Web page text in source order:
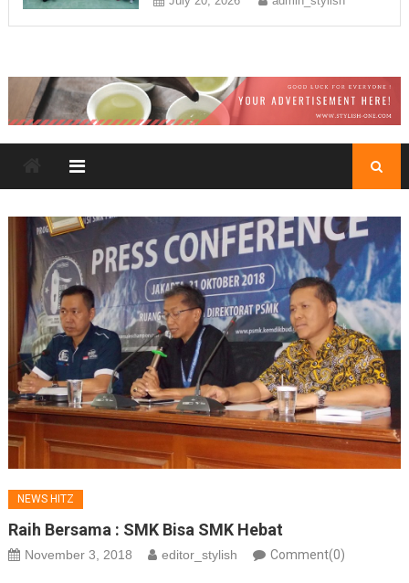
NEWS HITZ
Raih Bersama : SMK Bisa SMK Hebat
November 3, 2018 editor_stylish Comment(0)